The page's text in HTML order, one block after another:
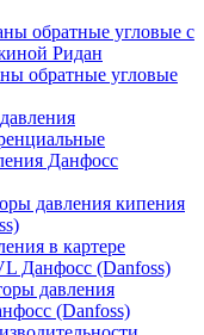
обратные угловые с
Ридан
обратные угловые
Данфосс
давления кипения
в картере
Данфосс (Danfoss)
давления
(Danfoss)